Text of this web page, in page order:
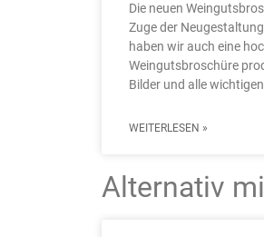
Die neuen
Zuge der
haben wir auch eine
Weingutsbroschüre
Bilder und alle
WEITERLESEN »
Alternativ